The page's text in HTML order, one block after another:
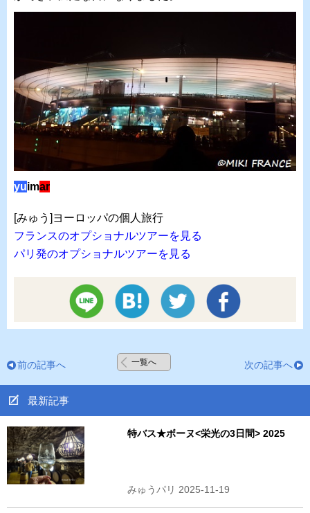
yuimar
[みゅう]ヨーロッパの個人旅行
フランスのオプショナルツアーを見る
パリ発のオプショナルツアーを見る
前の記事へ 一覧へ 次の記事へ
最新記事
特バス★ボーヌ<栄光の3日間> 2025
みゅうパリ 2025-11-19